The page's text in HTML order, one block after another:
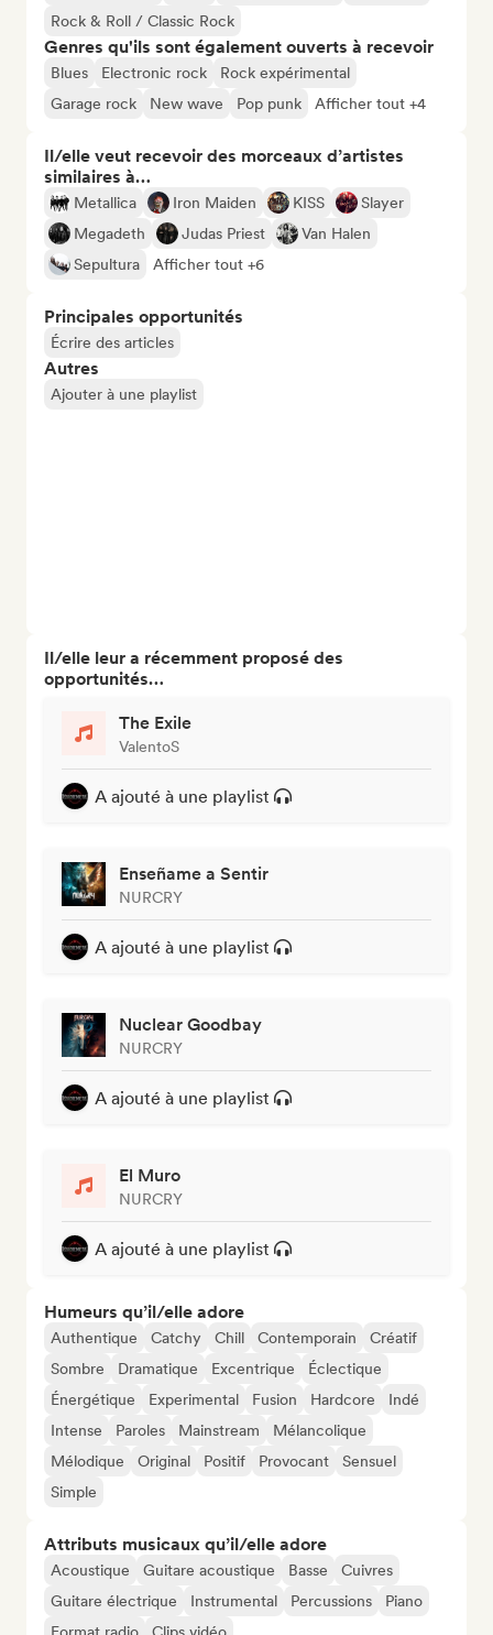
Rock & Roll / Classic Rock
Genres qu'ils sont également ouverts à recevoir
Blues Electronic rock
Rock expérimental
Garage rock
New wave Pop punk Afficher tout +4
Il/elle veut recevoir des morceaux d’artistes
similaires à…
Metallica Iron Maiden KISS
Slayer
Megadeth
Judas Priest
Van Halen
Sepultura
Afficher tout +6
Principales opportunités
Écrire des articles
Autres
Ajouter à une playlist
Il/elle leur a récemment proposé des
opportunités…
The Exile
ValentoS
A ajouté à une playlist
Enseñame a Sentir
NURCRY
A ajouté à une playlist
Nuclear Goodbay
NURCRY
A ajouté à une playlist
El Muro
NURCRY
A ajouté à une playlist
Humeurs qu’il/elle adore
Authentique Catchy Chill Contemporain
Créatif
Sombre
Dramatique Excentrique
Éclectique
Énergétique
Experimental Fusion Hardcore
Indé
Intense
Paroles Mainstream
Mélancolique
Mélodique
Original Positif Provocant
Sensuel
Simple
Attributs musicaux qu’il/elle adore
Acoustique Guitare acoustique Basse
Cuivres
Guitare électrique
Instrumental Percussions
Piano